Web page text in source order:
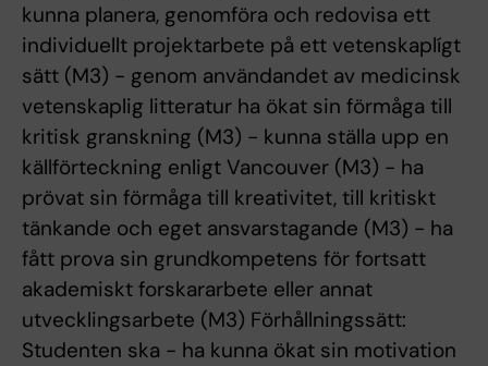
kunna planera, genomföra och redovisa ett
individuellt projektarbete på ett vetenskaplígt
sätt (M3) - genom användandet av medicinsk
vetenskaplig litteratur ha ökat sin förmåga till
kritisk granskning (M3) - kunna ställa upp en
källförteckning enligt Vancouver (M3) - ha
prövat sin förmåga till kreativitet, till kritiskt
tänkande och eget ansvarstagande (M3) - ha
fått prova sin grundkompetens för fortsatt
akademiskt forskararbete eller annat
utvecklingsarbete (M3) Förhållningssätt:
Studenten ska - ha kunna ökat sin motivation